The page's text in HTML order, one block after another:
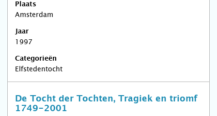
Plaats
Amsterdam
Jaar
1997
Categorieën
Elfstedentocht
De Tocht der Tochten, Tragiek en triomf
1749-2001